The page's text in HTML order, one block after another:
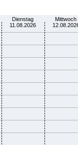
Dienstag
11.08.2026
Mittwoch